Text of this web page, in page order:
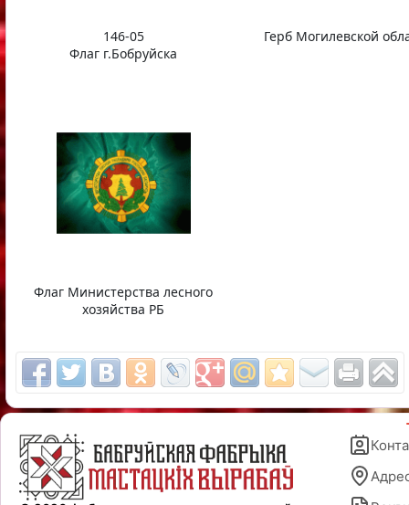
146-05
Флаг г.Бобруйска
Герб Могилевской
Флаг Министерства лесного
хозяйства РБ